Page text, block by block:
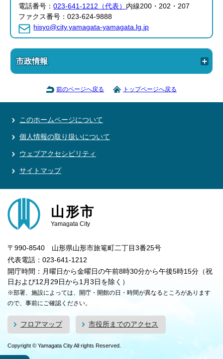
電話番号：023-641-1212（代表） 内線200・202・207
ファクス番号：023-624-9888
hisyo@city.yamagata-yamagata.lg.jp
市政情報
前のページへ戻る トップページへ戻る
このホームページについて
個人情報の取り扱いについて
ウェブアクセシビリティ
サイトマップ
山形市
Yamagata City
〒990-8540 山形県山形市旅篭町二丁目3番25号
代表電話：023-641-1212
開庁時間：月曜日から金曜日の午前8時30分から午後5時15分（祝
日および12月29日から1月3日を除く）
※部署、施設によっては、開庁・開館の日・時間が異なるところがあります
ので、事前にご確認ください。
フロアマップ 市役所までのアクセス
Copyright © Yamagata City All rights Reserved.